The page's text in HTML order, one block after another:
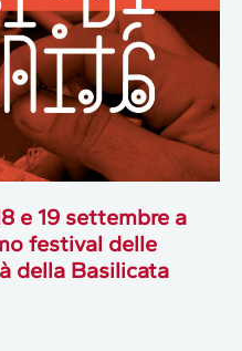
e 19 settembre a
festival delle
della Basilicata